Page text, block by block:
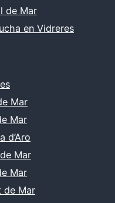
de Mar
en Vidreres
Mar
Mar
d’Aro
Mar
Mar
de Mar